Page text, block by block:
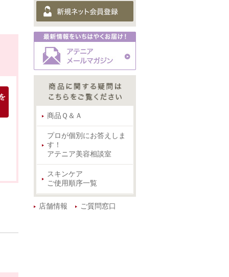
商品Ｑ＆Ａ
プロが個別にお答えしま
す！
アテニア美容相談室
スキンケア
ご使用順序一覧
店舗情報 ご質問窓口